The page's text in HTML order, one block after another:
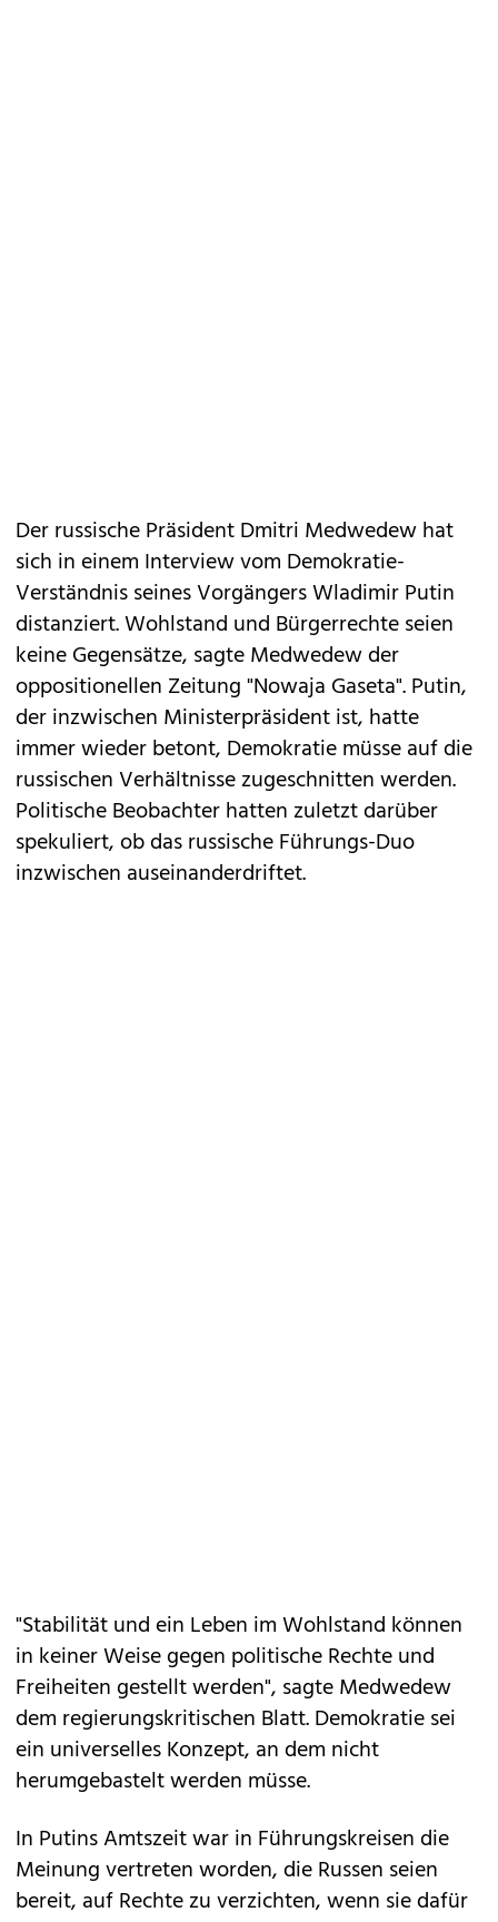
Der russische Präsident Dmitri Medwedew hat
sich in einem Interview vom Demokratie-
Verständnis seines Vorgängers Wladimir Putin
distanziert. Wohlstand und Bürgerrechte seien
keine Gegensätze, sagte Medwedew der
oppositionellen Zeitung "Nowaja Gaseta". Putin,
der inzwischen Ministerpräsident ist, hatte
immer wieder betont, Demokratie müsse auf die
russischen Verhältnisse zugeschnitten werden.
Politische Beobachter hatten zuletzt darüber
spekuliert, ob das russische Führungs-Duo
inzwischen auseinanderdriftet.
"Stabilität und ein Leben im Wohlstand können
in keiner Weise gegen politische Rechte und
Freiheiten gestellt werden", sagte Medwedew
dem regierungskritischen Blatt. Demokratie sei
ein universelles Konzept, an dem nicht
herumgebastelt werden müsse.
In Putins Amtszeit war in Führungskreisen die
Meinung vertreten worden, die Russen seien
bereit, auf Rechte zu verzichten, wenn sie dafür